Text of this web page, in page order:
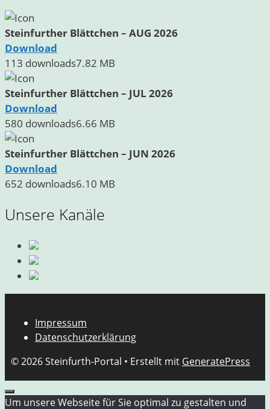
Steinfurther Blättchen – AUG 2026
Download
113 downloads7.82 MB
Steinfurther Blättchen – JUL 2026
Download
580 downloads6.66 MB
Steinfurther Blättchen – JUN 2026
Download
652 downloads6.10 MB
Unsere Kanäle
Impressum
Datenschutzerklärung
© 2026 Steinfurth-Portal • Erstellt mit GeneratePress
Schließen
Um unsere Webseite für Sie optimal zu gestalten und